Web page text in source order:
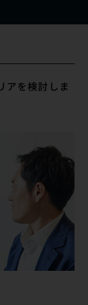
アを検討しま